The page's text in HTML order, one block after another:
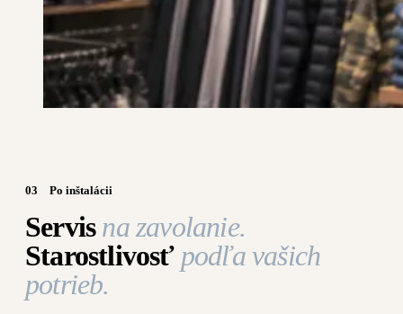
03 Po inštalácii
Servisna zavolanie.
Starostlivosť podľa vašich
potrieb.